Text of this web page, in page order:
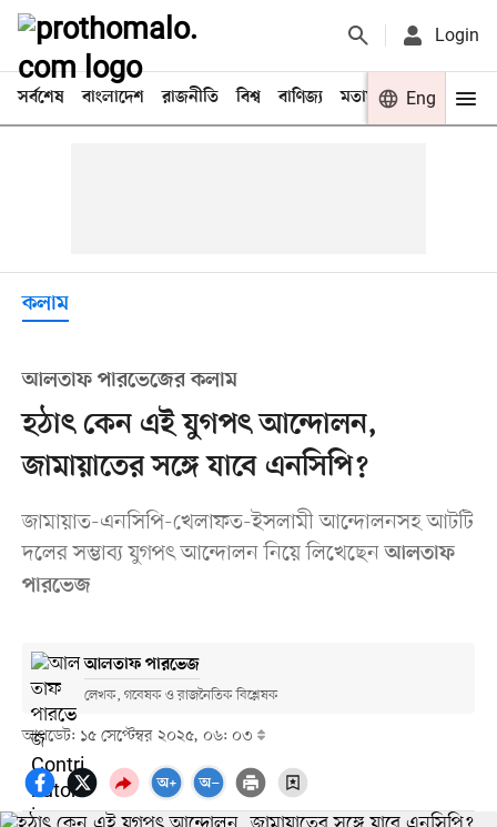
Login
সর্বশেষ বাংলাদেশ রাজনীতি বিশ্ব বাণিজ্য মতামত খেলা
Eng
কলাম
আলতাফ পারভেজের কলাম
হঠাৎ কেন এই যুগপৎ আন্দোলন,
জামায়াতের সঙ্গে যাবে এনসিপি?
জামায়াত-এনসিপি-খেলাফত-ইসলামী আন্দোলনসহ আটটি
দলের সম্ভাব্য যুগপৎ আন্দোলন নিয়ে লিখেছেনআলতাফ
পারভেজ
আলতাফ পারভেজ
লেখক, গবেষক ও রাজনৈতিক বিশ্লেষক
আপডেট: ১৫ সেপ্টেম্বর ২০২৫, ০৬: ০৩